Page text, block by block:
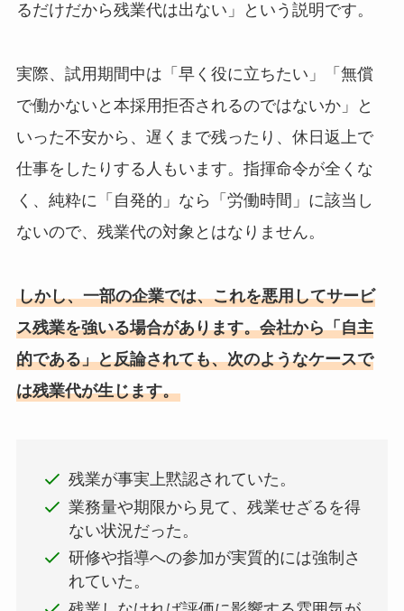
るだけだから残業代は出ない」という説明です。
実際、試用期間中は「早く役に立ちたい」「無償
で働かないと本採用拒否されるのではないか」と
いった不安から、遅くまで残ったり、休日返上で
仕事をしたりする人もいます。指揮命令が全くな
く、純粋に「自発的」なら「労働時間」に該当し
ないので、残業代の対象とはなりません。
しかし、一部の企業では、これを悪用してサービ
ス残業を強いる場合があります。会社から「自主
的である」と反論されても、次のようなケースで
は残業代が生じます。
残業が事実上黙認されていた。
業務量や期限から見て、残業せざるを得
ない状況だった。
研修や指導への参加が実質的には強制さ
れていた。